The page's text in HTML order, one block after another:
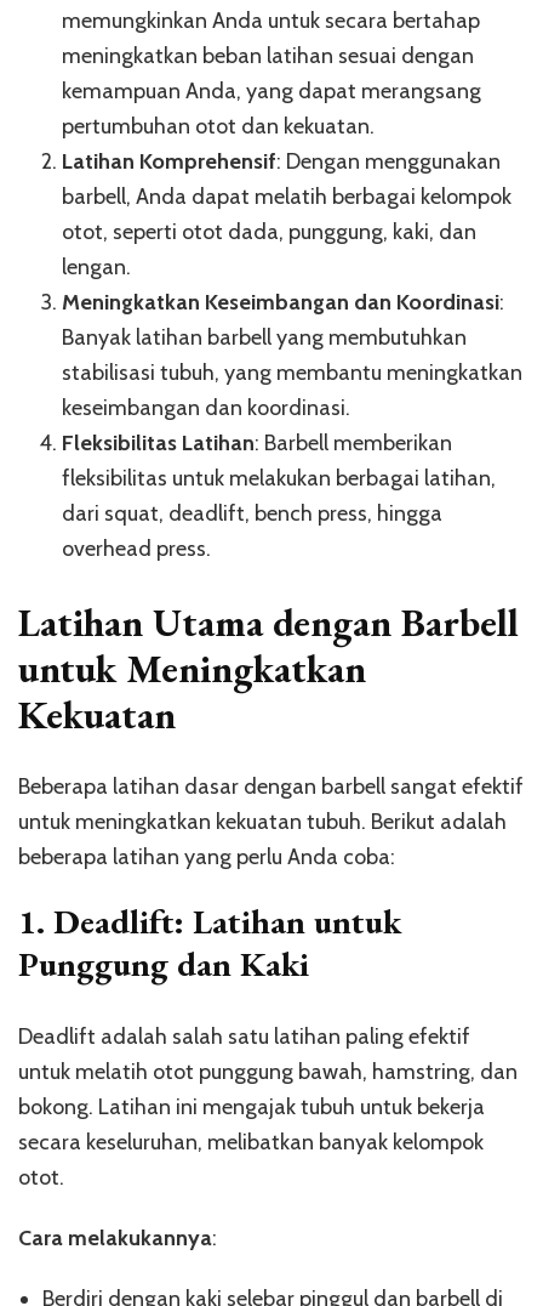
memungkinkan Anda untuk secara bertahap
meningkatkan beban latihan sesuai dengan
kemampuan Anda, yang dapat merangsang
pertumbuhan otot dan kekuatan.
Latihan Komprehensif: Dengan menggunakan
barbell, Anda dapat melatih berbagai kelompok
otot, seperti otot dada, punggung, kaki, dan
lengan.
Meningkatkan Keseimbangan dan Koordinasi:
Banyak latihan barbell yang membutuhkan
stabilisasi tubuh, yang membantu meningkatkan
keseimbangan dan koordinasi.
Fleksibilitas Latihan: Barbell memberikan
fleksibilitas untuk melakukan berbagai latihan,
dari squat, deadlift, bench press, hingga
overhead press.
Latihan Utama dengan Barbell
untuk Meningkatkan
Kekuatan
Beberapa latihan dasar dengan barbell sangat efektif
untuk meningkatkan kekuatan tubuh. Berikut adalah
beberapa latihan yang perlu Anda coba:
1. Deadlift: Latihan untuk
Punggung dan Kaki
Deadlift adalah salah satu latihan paling efektif
untuk melatih otot punggung bawah, hamstring, dan
bokong. Latihan ini mengajak tubuh untuk bekerja
secara keseluruhan, melibatkan banyak kelompok
otot.
Cara melakukannya:
Berdiri dengan kaki selebar pinggul dan barbell di